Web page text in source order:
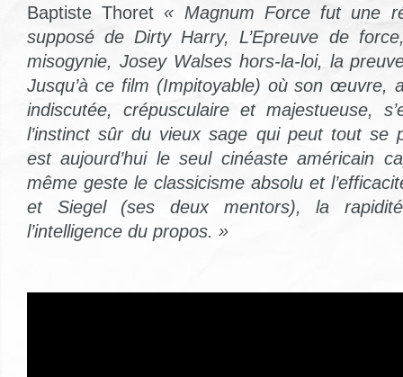
Baptiste Thoret « Magnum Force fut une
supposé de Dirty Harry, L’Epreuve de
misogynie, Josey Walses hors-la-loi, la
Jusqu’à ce film (Impitoyable) où son œuvre,
indiscutée, crépusculaire et majestueuse,
l’instinct sûr du vieux sage qui peut tout se
est aujourd’hui le seul cinéaste américain
même geste le classicisme absolu et
et Siegel (ses deux mentors), la
l’intelligence du propos. »